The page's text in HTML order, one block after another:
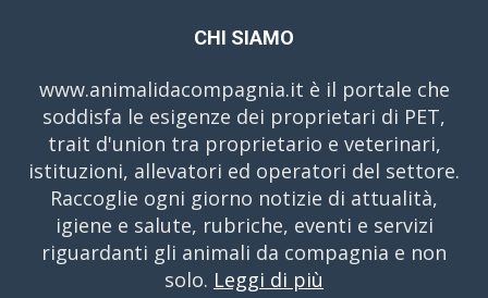
CHI SIAMO
www.animalidacompagnia.it è il portale che
soddisfa le esigenze dei proprietari di PET,
trait d'union tra proprietario e veterinari,
istituzioni, allevatori ed operatori del settore.
Raccoglie ogni giorno notizie di attualità,
igiene e salute, rubriche, eventi e servizi
riguardanti gli animali da compagnia e non
solo. Leggi di più